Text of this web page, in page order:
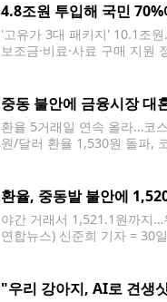
4.8조원 투입해 국민
'고유가 3대 패키지' 10.1조
보조금·비료·사료 구매 지원
중동 불안에 금융시장
환율 5거래일 연속 올라…코
원/달러 환율 1,530원 돌파,
환율, 중동발 불안에
야간 거래서 1,521.1원까지…
연합뉴스) 신준희 기자 = 30
"우리 강아지, AI로 견생